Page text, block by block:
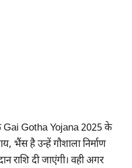
Gai Gotha Yojana 2025 के
भैंस है उन्हें गौशाला निर्माण
राशि दी जाएंगी। वही अगर